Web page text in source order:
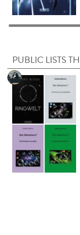
PUBLIC LISTS